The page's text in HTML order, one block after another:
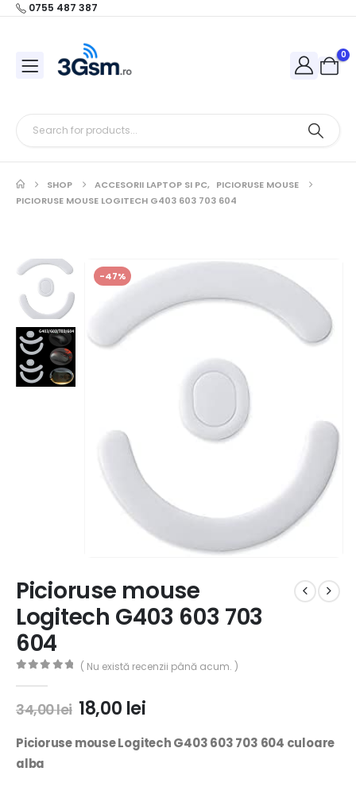
0755 487 387
0
SHOP ACCESORII LAPTOP SI PC, PICIORUSE MOUSE
PICIORUSE MOUSE LOGITECH G403 603 703 604
-47%
Picioruse mouse
Logitech G403 603 703
604
( Nu există recenzii până acum. )
34,00lei 18,00 lei
Picioruse mouse Logitech G403 603 703 604 culoare
alba